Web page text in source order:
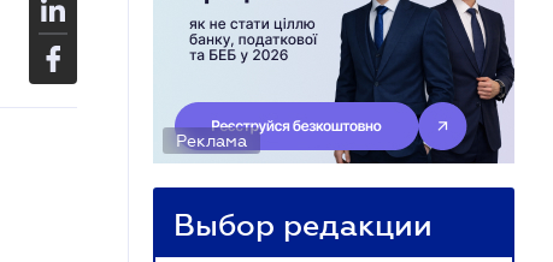
Реклама
Выбор редакции